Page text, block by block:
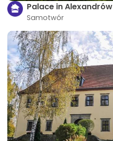
Palace in Alexandrów
Samotwór